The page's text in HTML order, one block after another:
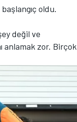
oldu.
değil ve
anlamak zor. Birçok